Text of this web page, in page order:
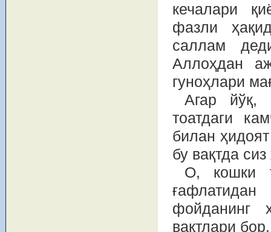
кечалари
фазли
саллам
Аллоҳдан
гуноҳлари
Агар йўқ,
тоатдаги
билан
бу вақтда
О, кошки
фойданинг
вақтлари бор.